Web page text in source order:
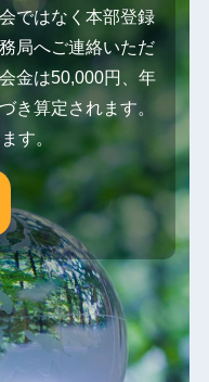
ではなく本部登録
局へご連絡いただ
金は50,000円、年
き算定されます。
す。